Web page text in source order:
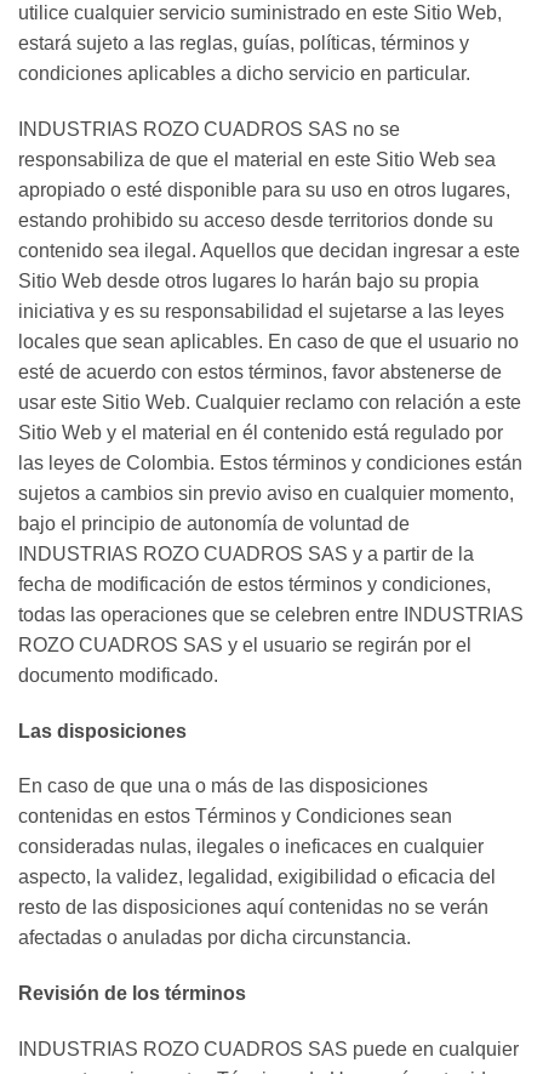
utilice cualquier servicio suministrado en este Sitio Web,
estará sujeto a las reglas, guías, políticas, términos y
condiciones aplicables a dicho servicio en particular.
INDUSTRIAS ROZO CUADROS SAS no se
responsabiliza de que el material en este Sitio Web sea
apropiado o esté disponible para su uso en otros lugares,
estando prohibido su acceso desde territorios donde su
contenido sea ilegal. Aquellos que decidan ingresar a este
Sitio Web desde otros lugares lo harán bajo su propia
iniciativa y es su responsabilidad el sujetarse a las leyes
locales que sean aplicables. En caso de que el usuario no
esté de acuerdo con estos términos, favor abstenerse de
usar este Sitio Web. Cualquier reclamo con relación a este
Sitio Web y el material en él contenido está regulado por
las leyes de Colombia. Estos términos y condiciones están
sujetos a cambios sin previo aviso en cualquier momento,
bajo el principio de autonomía de voluntad de
INDUSTRIAS ROZO CUADROS SAS y a partir de la
fecha de modificación de estos términos y condiciones,
todas las operaciones que se celebren entre INDUSTRIAS
ROZO CUADROS SAS y el usuario se regirán por el
documento modificado.
Las disposiciones
En caso de que una o más de las disposiciones
contenidas en estos Términos y Condiciones sean
consideradas nulas, ilegales o ineficaces en cualquier
aspecto, la validez, legalidad, exigibilidad o eficacia del
resto de las disposiciones aquí contenidas no se verán
afectadas o anuladas por dicha circunstancia.
Revisión de los términos
INDUSTRIAS ROZO CUADROS SAS puede en cualquier